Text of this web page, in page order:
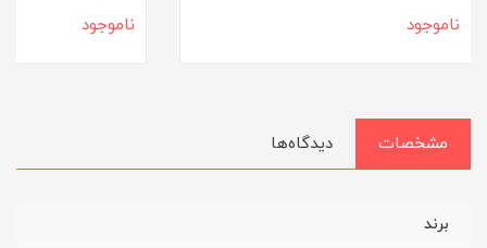
ناموجود ناموجود
مشخصات دیدگاه‌ها
برند